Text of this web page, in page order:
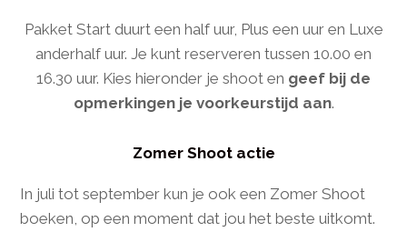
Pakket Start duurt een half uur, Plus een uur en Luxe
anderhalf uur. Je kunt reserveren tussen 10.00 en
16.30 uur. Kies hieronder je shoot en geef bij de
opmerkingen je voorkeurstijd aan.
Zomer Shoot actie
In juli tot september kun je ook een Zomer Shoot
boeken, op een moment dat jou het beste uitkomt.